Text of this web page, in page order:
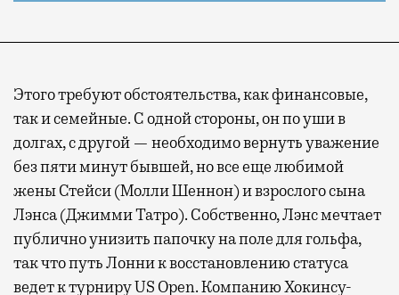
Современный путешественник часто берет
с собой не только чемодан, но и ноутбук.
А ожидание рейса все чаще превращается
не в потерянное время, а в возможность
спокойно закончить дела или спланировать
активности в путешествии, например
забронировать нужные билеты и рестораны.
Этого требуют обстоятельства, как финансовые,
так и семейные. С одной стороны, он по уши в
долгах, с другой — необходимо вернуть уважение
без пяти минут бывшей, но все еще любимой
жены Стейси (Молли Шеннон) и взрослого сына
Лэнса (Джимми Татро). Собственно, Лэнс мечтает
публично унизить папочку на поле для гольфа,
так что путь Лонни к восстановлению статуса
ведет к турниру US Open. Компанию Хокинсу-